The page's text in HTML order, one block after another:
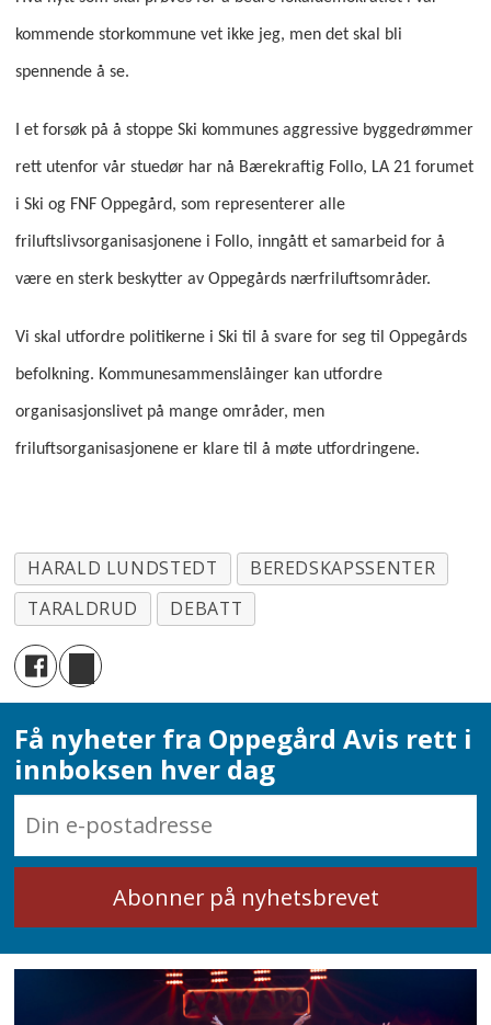
kommende storkommune vet ikke jeg, men det skal bli
spennende å se.
I et forsøk på å stoppe Ski kommunes aggressive byggedrømmer
rett utenfor vår stuedør har nå Bærekraftig Follo, LA 21 forumet
i Ski og FNF Oppegård, som representerer alle
friluftslivsorganisasjonene i Follo, inngått et samarbeid for å
være en sterk beskytter av Oppegårds nærfriluftsområder.
Vi skal utfordre politikerne i Ski til å svare for seg til Oppegårds
befolkning. Kommunesammenslåinger kan utfordre
organisasjonslivet på mange områder, men
friluftsorganisasjonene er klare til å møte utfordringene.
HARALD LUNDSTEDT
BEREDSKAPSSENTER
TARALDRUD
DEBATT
Få nyheter fra Oppegård Avis rett i
innboksen hver dag